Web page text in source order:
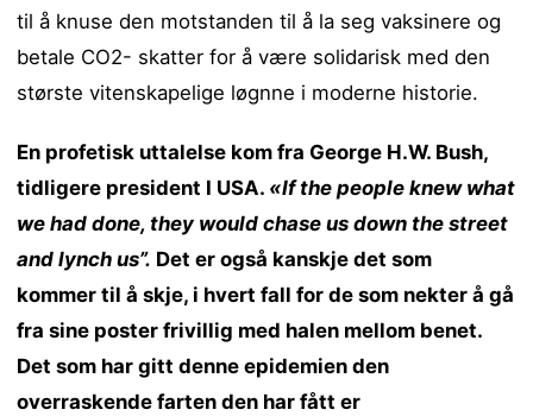
til å knuse den motstanden til å la seg vaksinere og
betale CO2- skatter for å være solidarisk med den
største vitenskapelige løgnne i moderne historie.
En profetisk uttalelse kom fra George H.W. Bush,
tidligere president I USA. «If the people knew what
we had done, they would chase us down the street
and lynch us”. Det er også kanskje det som
kommer til å skje, i hvert fall for de som nekter å gå
fra sine poster frivillig med halen mellom benet.
Det som har gitt denne epidemien den
overraskende farten den har fått er